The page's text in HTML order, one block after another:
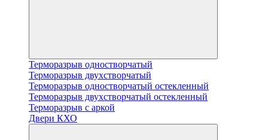
Терморазрыв одностворчатый
Терморазрыв двухстворчатый
Терморазрыв одностворчатый остекленный
Терморазрыв двухстворчатый остекленный
Терморазрыв с аркой
Двери КХО